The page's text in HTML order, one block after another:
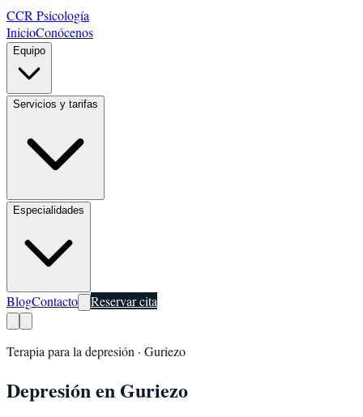
CCR Psicología
InicioConócenos
Equipo
Servicios y tarifas
Especialidades
BlogContacto Reservar cita
Terapia para la depresión · Guriezo
Depresiónen Guriezo